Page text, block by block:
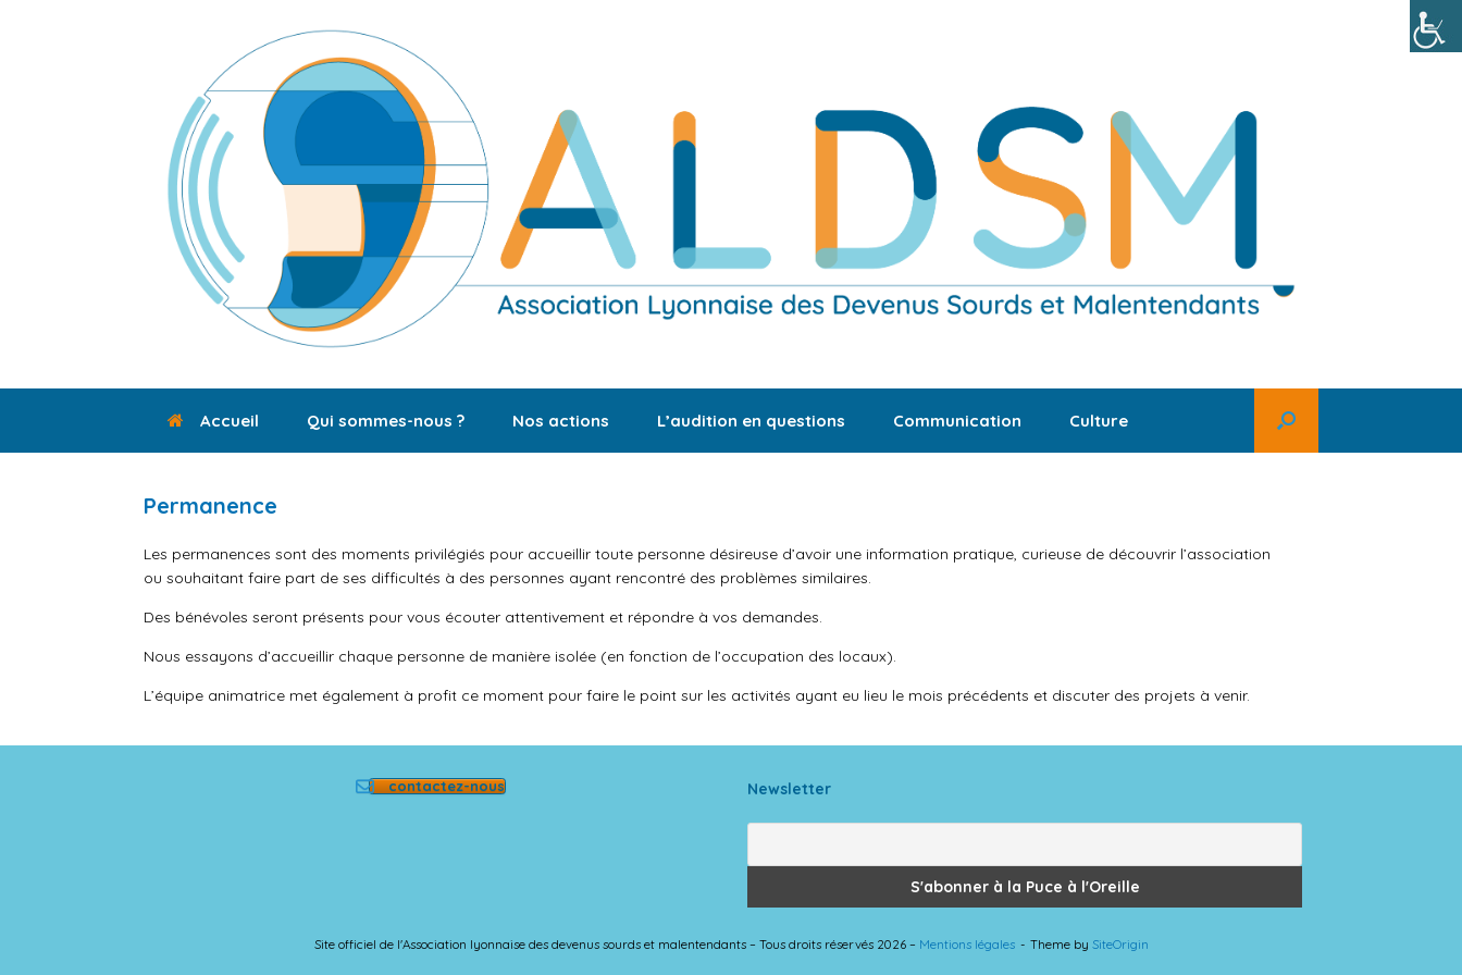
Accueil Qui sommes-nous ? Nos actions L’audition en questions Communication Culture
Permanence
Les permanences sont des moments privilégiés pour accueillir toute personne désireuse d’avoir une information pratique, curieuse de découvrir l’association
ou souhaitant faire part de ses difficultés à des personnes ayant rencontré des problèmes similaires.
Des bénévoles seront présents pour vous écouter attentivement et répondre à vos demandes.
Nous essayons d’accueillir chaque personne de manière isolée (en fonction de l’occupation des locaux).
L’équipe animatrice met également à profit ce moment pour faire le point sur les activités ayant eu lieu le mois précédents et discuter des projets à venir.
contactez-nous Newsletter
Site officiel de l'Association lyonnaise des devenus sourds et malentendants – Tous droits réservés 2026 – Mentions légales Theme by SiteOrigin